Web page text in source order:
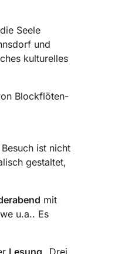
Seele
und
kulturelles
Blockflöten-
Besuch ist nicht
gestaltet,
mit
u.a.. Es
Lesung „Drei